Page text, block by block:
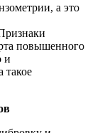
а это
повышенного
и
такое